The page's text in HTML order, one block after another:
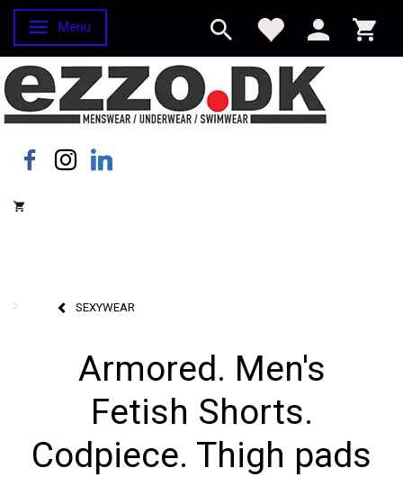
Skifte navigation
Menu
SEXYWEAR
Armored. Men's
Fetish Shorts.
Codpiece. Thigh pads